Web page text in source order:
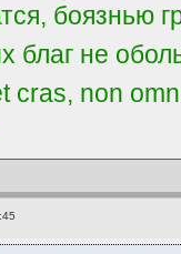
боязнью
благ не
cras, non